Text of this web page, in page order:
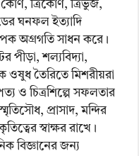
ত্রিকোণ, ত্রিভুজ,
ঘনফল ইত্যাদি
অগ্রগতি সাধন করে।
পীড়া, শল্যবিদ্যা,
ওষুধ তৈরিতে মিশরীয়রা
ও চিত্রশিল্পে সফলতার
প্রাসাদ, মন্দির
স্বাক্ষর রাখে।
বিজ্ঞানের জন্য